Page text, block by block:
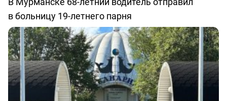
в больницу 19-летнего парня